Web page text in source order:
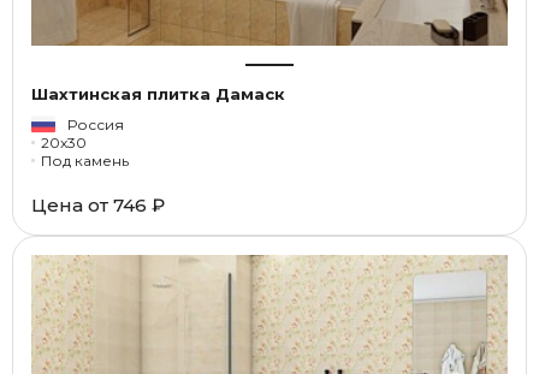
Шахтинская плитка Дамаск
Россия
20x30
Под камень
Цена от 746 ₽